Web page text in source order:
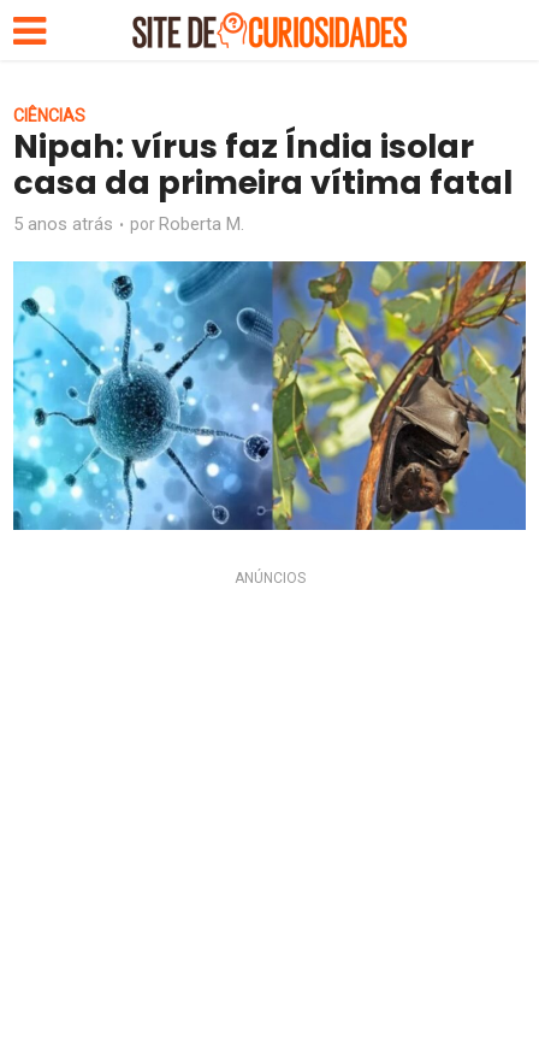
CIÊNCIAS
Nipah: vírus faz Índia isolar
casa da primeira vítima fatal
5 anos atrás por Roberta M.
ANÚNCIOS